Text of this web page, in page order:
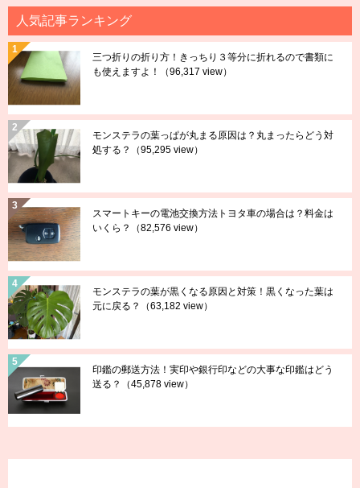
人気記事ランキング
三つ折りの折り方！きっちり３等分に折れるので書類に
も使えますよ！
（96,317 view）
モンステラの葉っぱが丸まる原因は？丸まったらどう対
処する？
（95,295 view）
スマートキーの電池交換方法トヨタ車の場合は？料金は
いくら？
（82,576 view）
モンステラの葉が黒くなる原因と対策！黒くなった葉は
元に戻る？
（63,182 view）
印鑑の郵送方法！実印や銀行印などの大事な印鑑はどう
送る？
（45,878 view）